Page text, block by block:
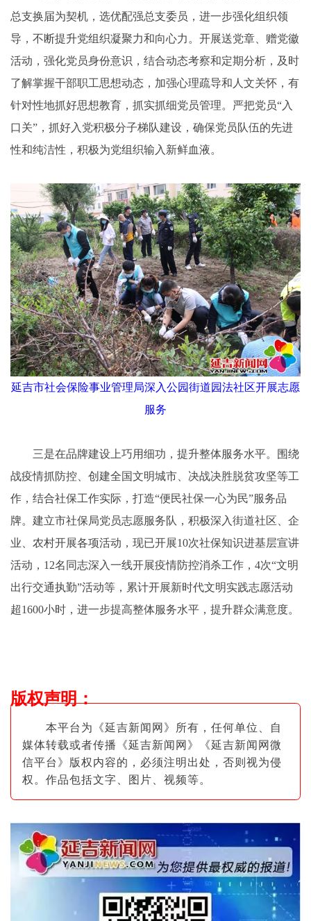
总支换届为契机，选优配强总支委员，进一步强化组织领
导，不断提升党组织凝聚力和向心力。开展送党章、赠党徽
活动，强化党员身份意识，结合动态考察和定期分析，及时
了解掌握干部职工思想动态，加强心理疏导和人文关怀，有
针对性地抓好思想教育，抓实抓细党员管理。严把党员“入
口关”，抓好入党积极分子梯队建设，确保党员队伍的先进
性和纯洁性，积极为党组织输入新鲜血液。
延吉市社会保险事业管理局深入公园街道园法社区开展志愿
服务
三是在品牌建设上巧用细功，提升整体服务水平。围绕
战疫情抓防控、创建全国文明城市、决战决胜脱贫攻坚等工
作，结合社保工作实际，打造“便民社保一心为民”服务品
牌。建立市社保局党员志愿服务队，积极深入街道社区、企
业、农村开展各项活动，现已开展10次社保知识进基层宣讲
活动，12名同志深入一线开展疫情防控消杀工作，4次“文明
出行交通执勤”活动等，累计开展新时代文明实践志愿活动
超1600小时，进一步提高整体服务水平，提升群众满意度。
版权声明：
本平台为《延吉新闻网》所有，任何单位、自
媒体转载或者传播《延吉新闻网》《延吉新闻网微
信平台》版权内容的，必须注明出处，否则视为侵
权。作品包括文字、图片、视频等。